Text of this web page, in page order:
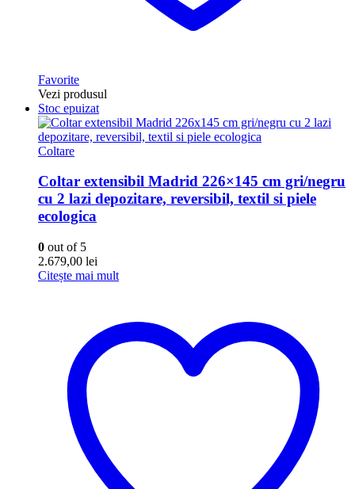
Favorite
Vezi produsul
Stoc epuizat
Coltare
Coltar extensibil Madrid 226×145 cm gri/negru
cu 2 lazi depozitare, reversibil, textil si piele
ecologica
0 out of 5
2.679,00 lei
Citește mai mult